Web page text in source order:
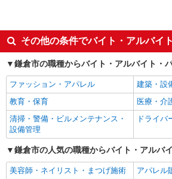
入社日応相談
経験者・
女性活躍中
ブランク
日払い
車通勤OK
バイク通勤OK
自転車通
交通費支給
社会保険
同じ職種から求人を探す
医療・介護・福祉
介護職・ヘルパー
その他の条件でバイト・アルバイ
鎌倉市の職種からバイト・アルバイト・
ファッション・アパレル
建築・設
教育・保育
医療・介
清掃・警備・ビルメンテナンス・
設備管理
ドライバ
鎌倉市の人気の職種からバイト・アルバ
美容師・ネイリスト・まつげ施術
アパレル